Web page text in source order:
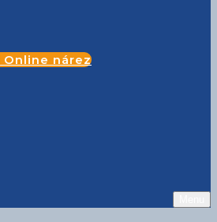
Online nárez